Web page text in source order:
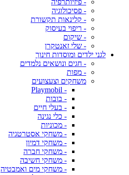
- פיזיותרפיה
- פסיכולוגיה
- קלינאות תקשורת
- ריפוי בעיסוק
- שיקום
- שלי זאנטקרן
לגני ילדים ומוסדות חינוך
- חגים ונושאים נלמדים
- מפות
משחקים וצעצועים
- Playmobil
- בובות
- בעלי חיים
- כלי נגינה
- מכוניות
- משחקי אסטרטגיה
- משחקי דמיון
- משחקי חברה
- משחקי חשיבה
- משחקי מים ואמבטיה